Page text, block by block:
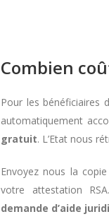
Combien
Pour les bénéficiaires
automatiquement
gratuit. L’Etat nous
Envoyez nous la
votre attestation
demande d’aide